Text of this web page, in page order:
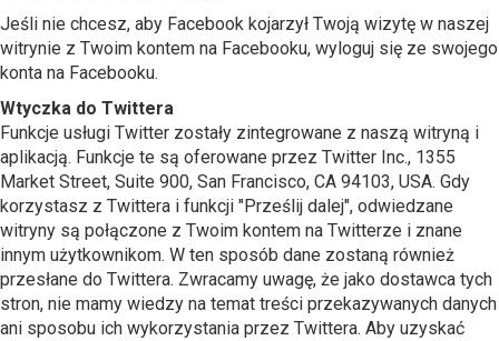
Jeśli nie chcesz, aby Facebook kojarzył Twoją wizytę w naszej
witrynie z Twoim kontem na Facebooku, wyloguj się ze swojego
konta na Facebooku.
Wtyczka do Twittera
Funkcje usługi Twitter zostały zintegrowane z naszą witryną i
aplikacją. Funkcje te są oferowane przez Twitter Inc., 1355
Market Street, Suite 900, San Francisco, CA 94103, USA. Gdy
korzystasz z Twittera i funkcji "Prześlij dalej", odwiedzane
witryny są połączone z Twoim kontem na Twitterze i znane
innym użytkownikom. W ten sposób dane zostaną również
przesłane do Twittera. Zwracamy uwagę, że jako dostawca tych
stron, nie mamy wiedzy na temat treści przekazywanych danych
ani sposobu ich wykorzystania przez Twittera. Aby uzyskać